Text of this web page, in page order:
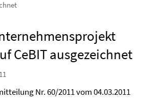
CeBIT ausgezeichnet
Nr. 60/2011 vom 04.03.2011